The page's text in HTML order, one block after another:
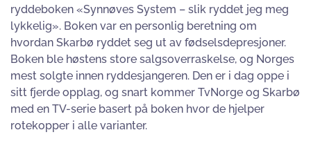
ryddeboken «Synnøves System – slik ryddet jeg meg
lykkelig». Boken var en personlig beretning om
hvordan Skarbø ryddet seg ut av fødselsdepresjoner.
Boken ble høstens store salgsoverraskelse, og Norges
mest solgte innen ryddesjangeren. Den er i dag oppe i
sitt fjerde opplag, og snart kommer TvNorge og Skarbø
med en TV-serie basert på boken hvor de hjelper
rotekopper i alle varianter.